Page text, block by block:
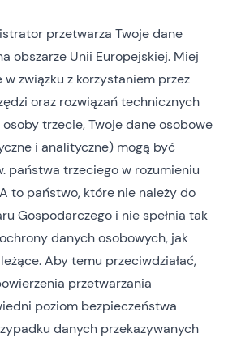
przetwarza Twoje dane
obszarze Unii Europejskiej. Miej
w związku z korzystaniem przez
oraz rozwiązań technicznych
trzecie, Twoje dane osobowe
i analityczne) mogą być
państwa trzeciego w rozumieniu
to państwo, które nie należy do
Gospodarczego i nie spełnia tak
danych osobowych, jak
Aby temu przeciwdziałać,
przetwarzania
poziom bezpieczeństwa
danych przekazywanych